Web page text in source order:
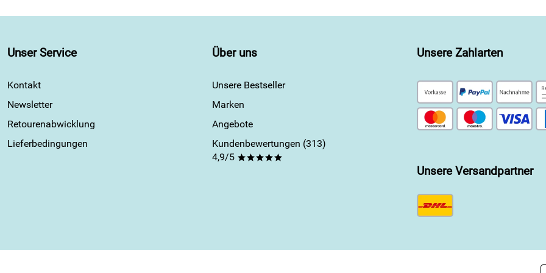
Unser Service
Kontakt
Newsletter
Retourenabwicklung
Lieferbedingungen
Über uns
Unsere Bestseller
Marken
Angebote
Kundenbewertungen (313)
4,9/5 *****
Unsere Zahlarten
Unsere Versandpartner